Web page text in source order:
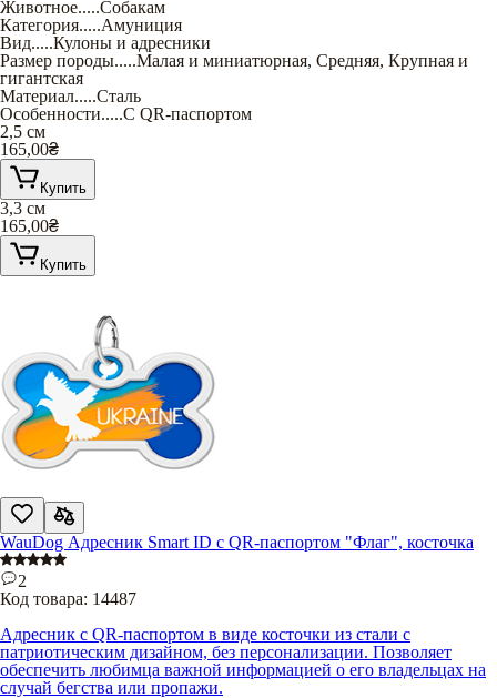
Животное.....Собакам
Категория.....Амуниция
Вид.....Кулоны и адресники
Размер породы.....Малая и миниатюрная, Средняя, Крупная и
гигантская
Материал.....Сталь
Особенности.....С QR-паспортом
2,5 см
165,00₴
Купить
3,3 см
165,00₴
Купить
WauDog Адресник Smart ID с QR-паспортом "Флаг", косточка
2
Код товара: 14487
Адресник с QR-паспортом в виде косточки из стали с
патриотическим дизайном, без персонализации. Позволяет
обеспечить любимца важной информацией о его владельцах на
случай бегства или пропажи.